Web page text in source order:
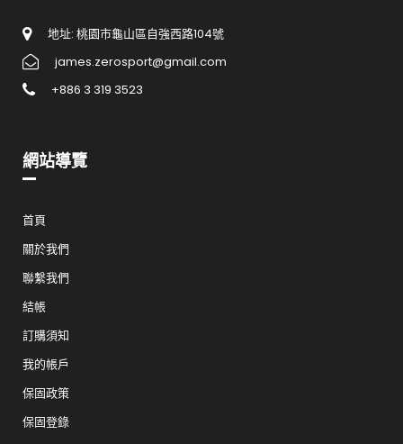
地址: 桃園市龜山區自強西路104號
james.zerosport@gmail.com
+886 3 319 3523
網站導覽
首頁
關於我們
聯繫我們
結帳
訂購須知
我的帳戶
保固政策
保固登錄